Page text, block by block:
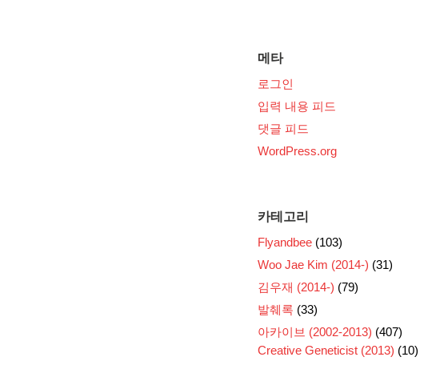
메타
로그인
입력 내용 피드
댓글 피드
WordPress.org
카테고리
Flyandbee (103)
Woo Jae Kim (2014-) (31)
김우재 (2014-) (79)
발췌록 (33)
아카이브 (2002-2013) (407)
Creative Geneticist (2013) (10)